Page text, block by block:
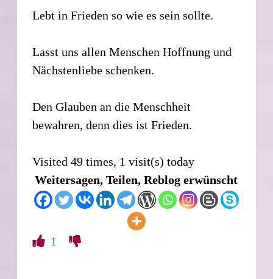
Lebt in Frieden so wie es sein sollte.
Lasst uns allen Menschen Hoffnung und
Nächstenliebe schenken.
Den Glauben an die Menschheit
bewahren, denn dies ist Frieden.
Visited 49 times, 1 visit(s) today
Weitersagen, Teilen, Reblog erwünscht
1